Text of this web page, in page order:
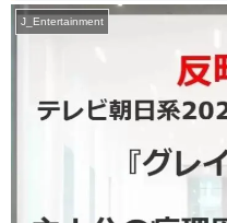
J_Entertainment